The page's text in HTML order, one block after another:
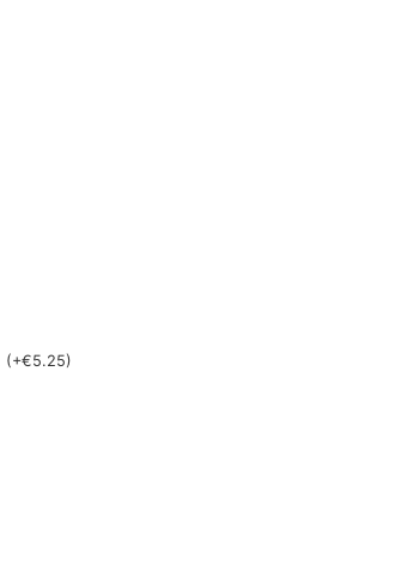
(+€5.25)